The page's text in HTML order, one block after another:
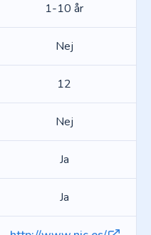
1-10 år
Nej
12
Nej
Ja
Ja